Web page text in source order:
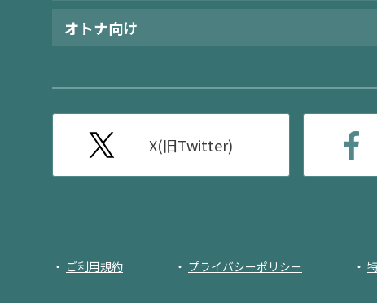
オトナ向け
X(旧Twitter)
ご利用規約 プライバシーポリシー